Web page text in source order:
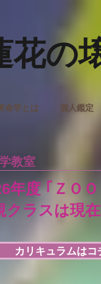
花の
命学とは 個人鑑定
教室
年度｢ＺＯ
クラスは現
カリキュラムはコ